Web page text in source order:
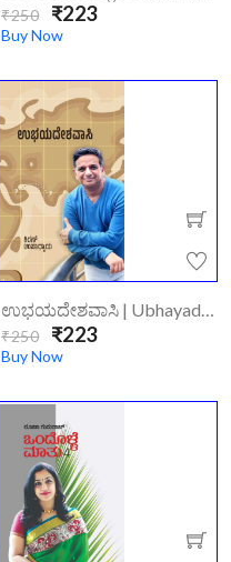
₹250 ₹223
Buy Now
ಉಭಯದೇಶವಾಸಿ | Ubhayadeshavaasi
₹250 ₹223
Buy Now